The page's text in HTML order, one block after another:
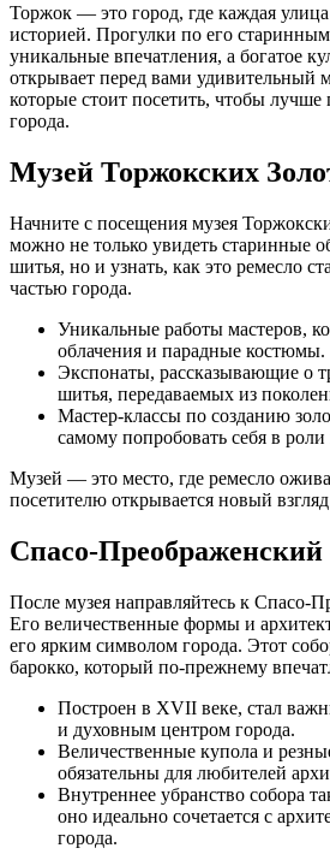
Торжок — это город, где каждая
историей. Прогулки по его
уникальные впечатления, а богатое
открывает перед вами удивительный
которые стоит посетить, чтобы лучше
города.
Музей Торжокских
Начните с посещения музея
можно не только увидеть старинные
шитья, но и узнать, как это ремесло
частью города.
Уникальные работы мастеров,
облачения и парадные костюмы.
Экспонаты, рассказывающие о
шитья, передаваемых из
Мастер-классы по созданию
самому попробовать себя в роли
Музей — это место, где ремесло
посетителю открывается новый
Спасо-Преображенский
После музея направляйтесь к Спасо-
Его величественные формы и
его ярким символом города. Этот
барокко, который по-прежнему
Построен в XVII веке, стал
и духовным центром города.
Величественные купола и
обязательны для любителей
Внутреннее убранство собора
оно идеально сочетается с
города.